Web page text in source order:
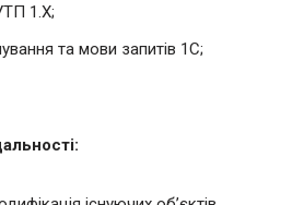
1.Х;
та мови запитів 1С;